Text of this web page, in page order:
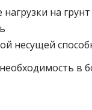
на грунт
несущей